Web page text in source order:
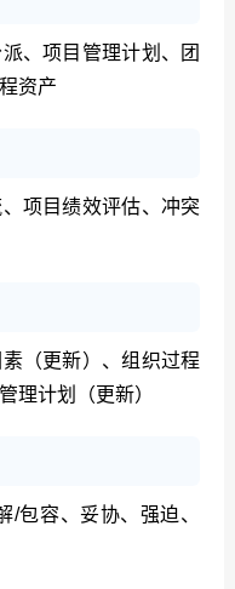
、项目管理计划、团
资产
项目绩效评估、冲突
（更新）、组织过程
理计划（更新）
/包容、妥协、强迫、